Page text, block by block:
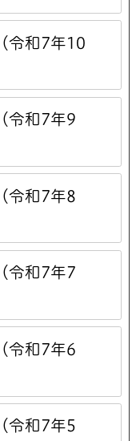
令和7年10
令和7年9
令和7年8
令和7年7
令和7年6
令和7年5